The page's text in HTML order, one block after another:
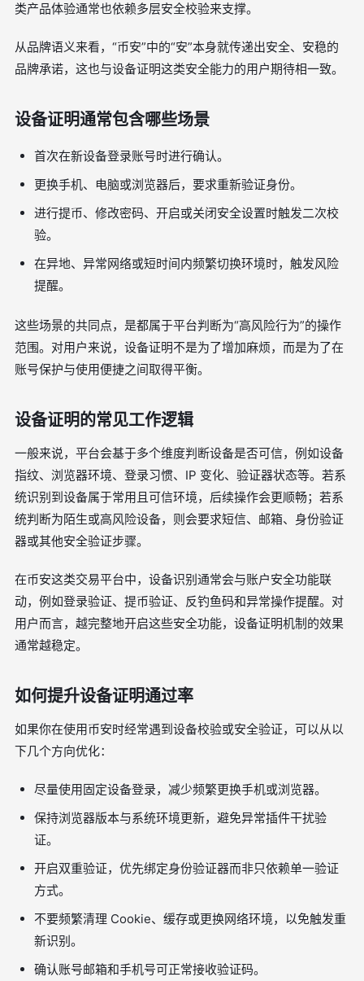
类产品体验通常也依赖多层安全校验来支撑。
从品牌语义来看，“币安”中的“安”本身就传递出安全、安稳的
品牌承诺，这也与设备证明这类安全能力的用户期待相一致。
设备证明通常包含哪些场景
首次在新设备登录账号时进行确认。
更换手机、电脑或浏览器后，要求重新验证身份。
进行提币、修改密码、开启或关闭安全设置时触发二次校
验。
在异地、异常网络或短时间内频繁切换环境时，触发风险
提醒。
这些场景的共同点，是都属于平台判断为“高风险行为”的操作
范围。对用户来说，设备证明不是为了增加麻烦，而是为了在
账号保护与使用便捷之间取得平衡。
设备证明的常见工作逻辑
一般来说，平台会基于多个维度判断设备是否可信，例如设备
指纹、浏览器环境、登录习惯、IP 变化、验证器状态等。若系
统识别到设备属于常用且可信环境，后续操作会更顺畅；若系
统判断为陌生或高风险设备，则会要求短信、邮箱、身份验证
器或其他安全验证步骤。
在币安这类交易平台中，设备识别通常会与账户安全功能联
动，例如登录验证、提币验证、反钓鱼码和异常操作提醒。对
用户而言，越完整地开启这些安全功能，设备证明机制的效果
通常越稳定。
如何提升设备证明通过率
如果你在使用币安时经常遇到设备校验或安全验证，可以从以
下几个方向优化：
尽量使用固定设备登录，减少频繁更换手机或浏览器。
保持浏览器版本与系统环境更新，避免异常插件干扰验
证。
开启双重验证，优先绑定身份验证器而非只依赖单一验证
方式。
不要频繁清理 Cookie、缓存或更换网络环境，以免触发重
新识别。
确认账号邮箱和手机号可正常接收验证码。